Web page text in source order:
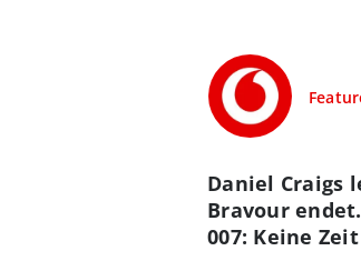
Daniel Craigs
Bravour
007: Keine